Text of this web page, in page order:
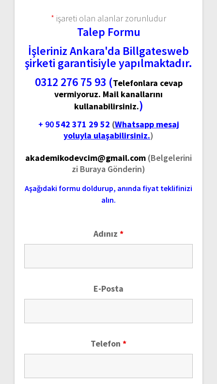
* işareti olan alanlar zorunludur
Talep Formu
İşleriniz Ankara'da Billgatesweb
şirketi garantisiyle yapılmaktadır.
0312 276 75 93 (Telefonlara cevap
vermiyoruz. Mail kanallarını
kullanabilirsiniz.)
+ 90542 371 29 52 (Whatsapp mesaj
yoluyla ulaşabilirsiniz.)
akademikodevcim@gmail.com (Belgelerini
zi Buraya Gönderin)
Aşağıdaki formu doldurup, anında fiyat teklifinizi
alın.
Adınız *
E-Posta
Telefon *